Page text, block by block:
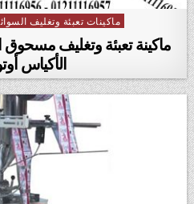
Posted in
ماكينات تعبئة وتغليف
ماكينة تعبئة وتغليف
الأكياس